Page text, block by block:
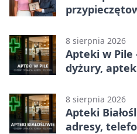
8 sierpnia 2026
Apteki w Pile
dyżury,
8 sierpnia 2026
Apteki
adresy,